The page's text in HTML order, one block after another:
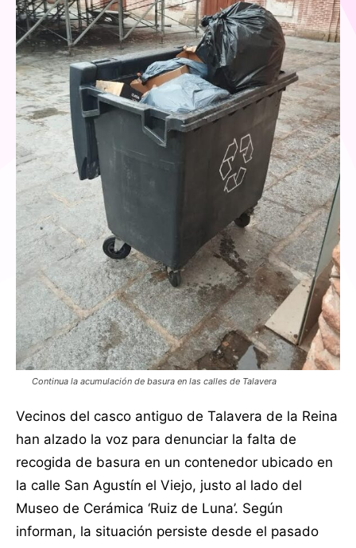
Continua la acumulación de basura en las calles de Talavera
Vecinos del casco antiguo de Talavera de la Reina
han alzado la voz para denunciar la falta de
recogida de basura en un contenedor ubicado en
la calle San Agustín el Viejo, justo al lado del
Museo de Cerámica ‘Ruiz de Luna’. Según
informan, la situación persiste desde el pasado